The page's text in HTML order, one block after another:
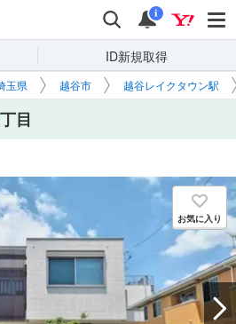
検索 通知
i
ID新規取得
玉県 越谷市 越谷レイクタウン駅
目
お気に入り